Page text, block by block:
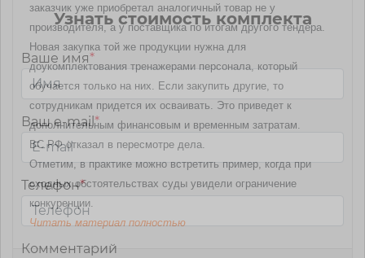
заказчик уже приобретал аналогичный товар не у
производителя, а у поставщика по итогам другого тендера.
Новая закупка той же продукции нужна для
доукомплектования тренажерами персонала, который
обучается только на них. Если закупить другие, то
сотрудникам придется их осваивать. Это приведет к
дополнительным финансовым и временным затратам.
ВС РФ отказал в пересмотре дела.
Отметим, в практике можно встретить пример, когда при
сходных обстоятельствах суды увидели ограничение
конкуренции.
Читать материал полностью
Узнать стоимость комплекта
Ваше имя*
Ваш e-mail*
Телефон*
Комментарий